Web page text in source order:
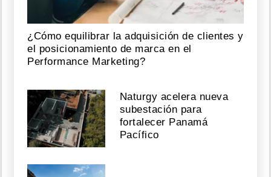
¿Cómo equilibrar la adquisición de clientes y
el posicionamiento de marca en el
Performance Marketing?
Naturgy acelera nueva
subestación para
fortalecer Panamá
Pacífico